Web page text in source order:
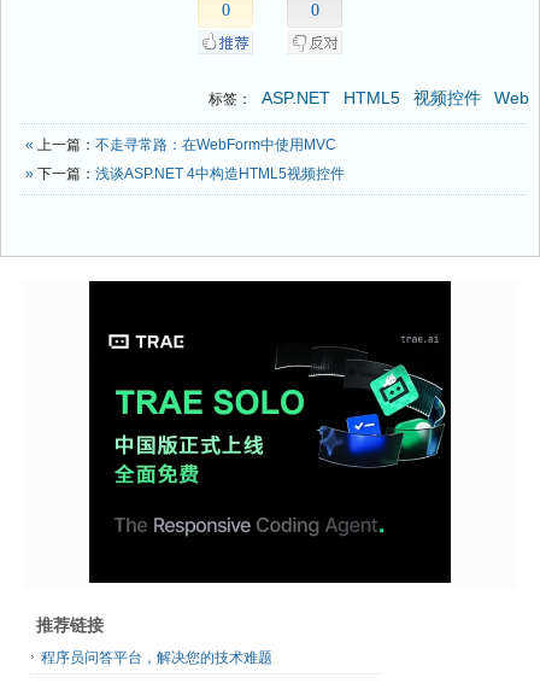
0 0
标签： ASP.NET HTML5 视频控件 Web
« 上一篇： 不走寻常路：在WebForm中使用MVC
» 下一篇： 浅谈ASP.NET 4中构造HTML5视频控件
推荐链接
程序员问答平台，解决您的技术难题